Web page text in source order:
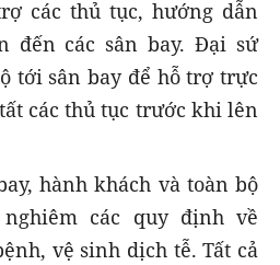
các thủ tục, hướng dẫn
đến các sân bay. Đại sứ
tới sân bay để hỗ trợ trực
các thủ tục trước khi lên
hành khách và toàn bộ
các quy định về
vệ sinh dịch tễ. Tất cả